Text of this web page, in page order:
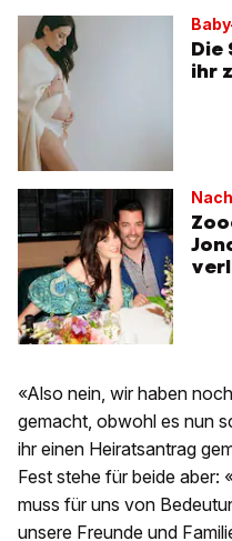
Die
ihr
«Also nein, wir haben
gemacht, obwohl es nun
ihr einen Heiratsantrag
Fest stehe für beide aber:
muss für uns von
unsere Freunde und